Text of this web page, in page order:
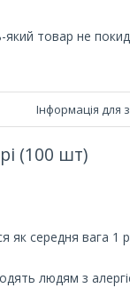
який товар не
Інформація для
(100 шт)
середня вага 1
людям з